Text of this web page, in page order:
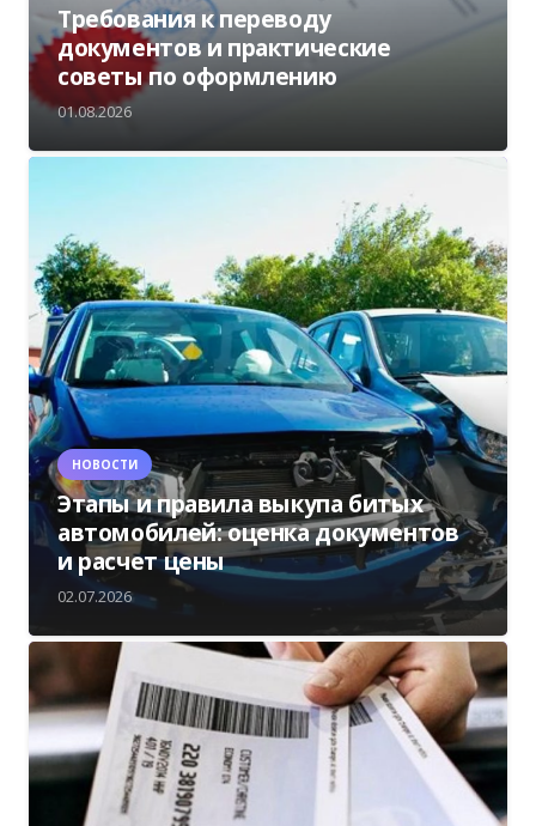
Требования к переводу
документов и практические
советы по оформлению
01.08.2026
НОВОСТИ
Этапы и правила выкупа битых
автомобилей: оценка документов
и расчет цены
02.07.2026